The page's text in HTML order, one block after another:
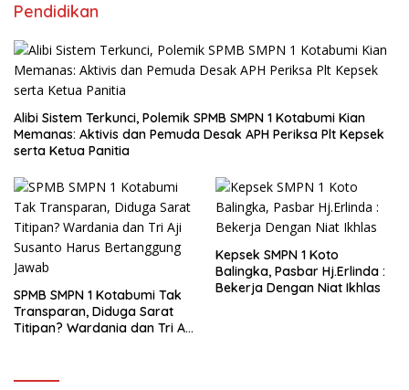
Pendidikan
Alibi Sistem Terkunci, Polemik SPMB SMPN 1 Kotabumi Kian
Memanas: Aktivis dan Pemuda Desak APH Periksa Plt Kepsek
serta Ketua Panitia
SPMB SMPN 1 Kotabumi Tak
Transparan, Diduga Sarat
Titipan? Wardania dan Tri Aji
Kepsek SMPN 1 Koto
Balingka, Pasbar Hj.Erlinda :
Bekerja Dengan Niat Ikhlas